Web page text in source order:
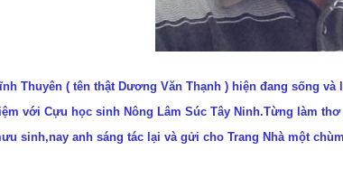
Thuyên ( tên thật Dương Văn Thạnh ) hiện đang sống
với Cựu học sinh Nông Lâm Súc Tây Ninh.Từng làm
sinh,nay anh sáng tác lại và gửi cho Trang Nhà một